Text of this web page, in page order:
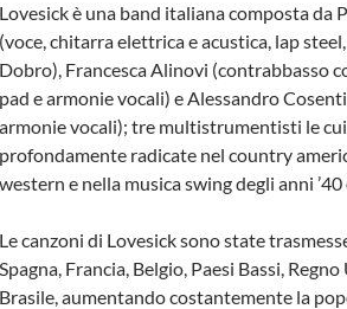
Lovesick è una band italiana composta da
(voce, chitarra elettrica e acustica, lap
Dobro), Francesca Alinovi (contrabbasso
pad e armonie vocali) e Alessandro
armonie vocali); tre multistrumentisti le
profondamente radicate nel country
western e nella musica swing degli anni ’40
Le canzoni di Lovesick sono state
Spagna, Francia, Belgio, Paesi Bassi,
Brasile, aumentando costantemente la